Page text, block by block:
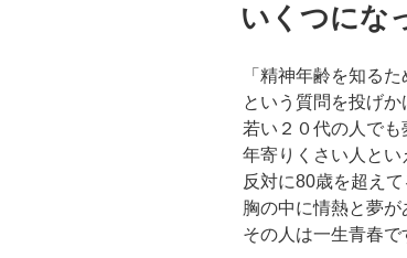
日:
いくつにな
「精神年齢を知る
という質問を投げか
若い２０代の人で
年寄りくさい人とい
反対に80歳を超え
胸の中に情熱と夢が
その人は一生青春で